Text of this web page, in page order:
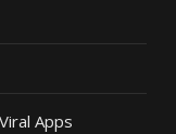
Apps